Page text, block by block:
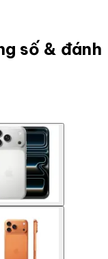
số & đánh